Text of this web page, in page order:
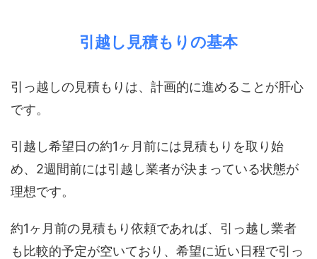
引越し見積もりの基本
引っ越しの見積もりは、計画的に進めることが肝心
です。
引越し希望日の約1ヶ月前には見積もりを取り始
め、2週間前には引越し業者が決まっている状態が
理想です。
約1ヶ月前の見積もり依頼であれば、引っ越し業者
も比較的予定が空いており、希望に近い日程で引っ